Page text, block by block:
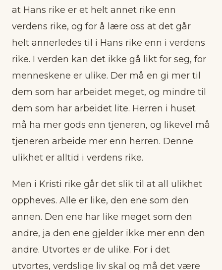
at Hans rike er et helt annet rike enn
verdens rike, og for å lære oss at det går
helt annerledes til i Hans rike enn i verdens
rike. I verden kan det ikke gå likt for seg, for
menneskene er ulike. Der må en gi mer til
dem som har arbeidet meget, og mindre til
dem som har arbeidet lite. Herren i huset
må ha mer gods enn tjeneren, og likevel må
tjeneren arbeide mer enn herren. Denne
ulikhet er alltid i verdens rike.
Men i Kristi rike går det slik til at all ulikhet
oppheves. Alle er like, den ene som den
annen. Den ene har like meget som den
andre, ja den ene gjelder ikke mer enn den
andre. Utvortes er de ulike. For i det
utvortes, verdslige liv skal og må det være